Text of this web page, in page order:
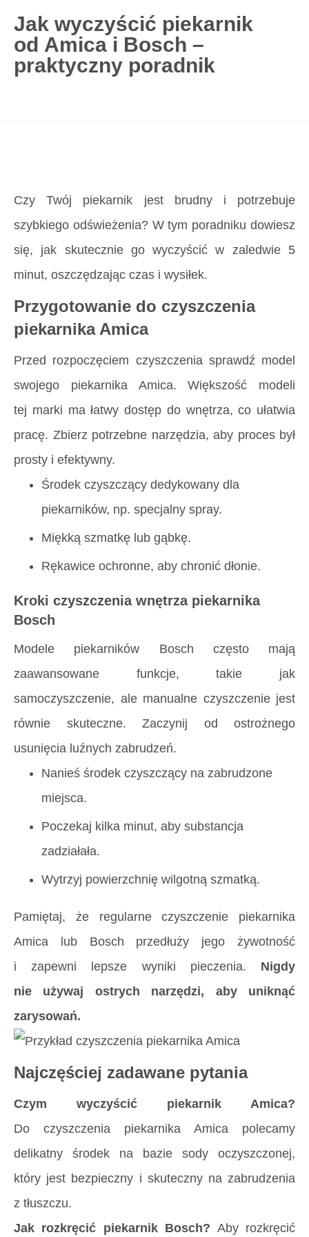
727 775 478
blisco.pl Poradnik
Jak wyczyścić piekarnik
Jak wyczyścić piekarnik
od Amica i Bosch –
praktyczny poradnik
Czy Twój piekarnik jest brudny i potrzebuje
szybkiego odświeżenia? W tym poradniku dowiesz
się, jak skutecznie go wyczyścić w zaledwie 5
minut, oszczędzając czas i wysiłek.
Przygotowanie do czyszczenia
piekarnika Amica
Przed rozpoczęciem czyszczenia sprawdź model
swojego piekarnika Amica. Większość modeli
tej marki ma łatwy dostęp do wnętrza, co ułatwia
pracę. Zbierz potrzebne narzędzia, aby proces był
prosty i efektywny.
Środek czyszczący dedykowany dla
piekarników, np. specjalny spray.
Miękką szmatkę lub gąbkę.
Rękawice ochronne, aby chronić dłonie.
Kroki czyszczenia wnętrza piekarnika
Bosch
Modele piekarników Bosch często mają
zaawansowane funkcje, takie jak
samoczyszczenie, ale manualne czyszczenie jest
równie skuteczne. Zaczynij od ostrożnego
usunięcia luźnych zabrudzeń.
Nanieś środek czyszczący na zabrudzone
miejsca.
Poczekaj kilka minut, aby substancja
zadziałała.
Wytrzyj powierzchnię wilgotną szmatką.
Pamiętaj, że regularne czyszczenie piekarnika
Amica lub Bosch przedłuży jego żywotność
i zapewni lepsze wyniki pieczenia. Nigdy
nie używaj ostrych narzędzi, aby uniknąć
zarysowań.
Najczęściej zadawane pytania
Czym wyczyścić piekarnik Amica?
Do czyszczenia piekarnika Amica polecamy
delikatny środek na bazie sody oczyszczonej,
który jest bezpieczny i skuteczny na zabrudzenia
z tłuszczu.
Jak rozkręcić piekarnik Bosch? Aby rozkręcić